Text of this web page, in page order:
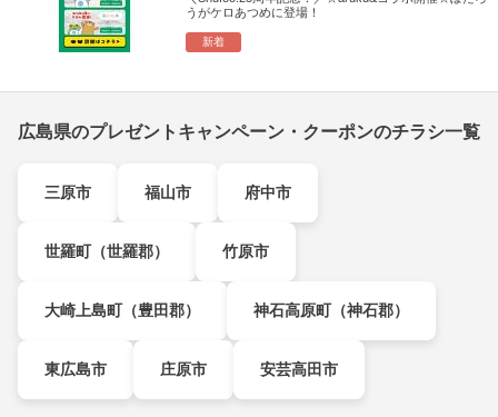
新着
うがケロあつめに登場！
広島県のプレゼントキャンペーン・クーポンのチラシ一覧
三原市 福山市 府中市
世羅町（世羅郡） 竹原市
大崎上島町（豊田郡） 神石高原町（神石郡）
東広島市 庄原市 安芸高田市